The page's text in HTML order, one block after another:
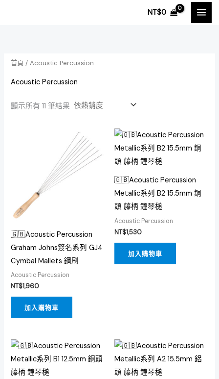
NT$0
首頁 / Acoustic Percussion
Acoustic Percussion
顯示所有 11 筆結果
🇬🇧Acoustic Percussion
Graham Johns簽名系列 GJ4
Cymbal Mallets 鋼刷
Acoustic Percussion
NT$1,960
加入購物車
🇬🇧Acoustic Percussion
Metallic系列 B2 15.5mm 銅
頭 藤柄 鐘琴槌
Acoustic Percussion
NT$1,530
加入購物車